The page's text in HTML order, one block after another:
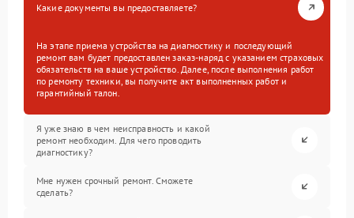
Какие документы вы предоставляете?
На этапе приема устройства на диагностику и последующий
ремонт вам будет предоставлен заказ-наряд с указанием страховых
обязательств на ваше устройство. Далее, после выполнения работ
по ремонту техники, вы получите акт выполненных работ и
гарантийный талон.
Я уже знаю в чем неисправность и какой
ремонт необходим. Для чего проводить
диагностику?
Мне нужен срочный ремонт. Сможете
сделать?